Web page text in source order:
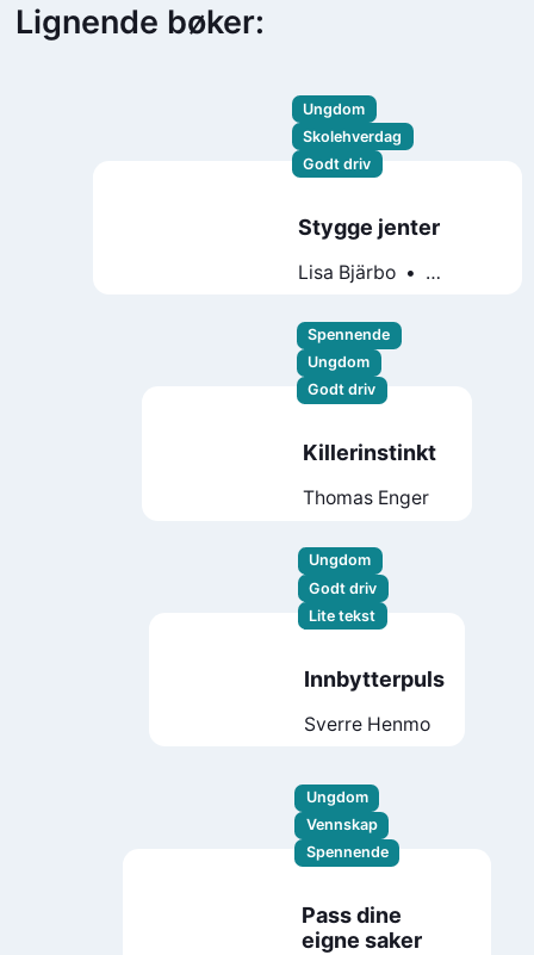
Lignende bøker:
Ungdom
Skolehverdag
Godt driv
Stygge jenter
Lisa Bjärbo
Sara Ohlsson
Spennende
Ungdom
Godt driv
Killerinstinkt
Thomas Enger
Ungdom
Godt driv
Lite tekst
Innbytterpuls
Sverre Henmo
Ungdom
Vennskap
Spennende
Pass dine
eigne saker